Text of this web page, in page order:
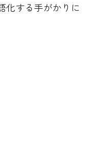
化する手がかりに